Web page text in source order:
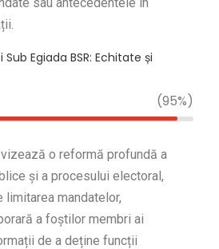
Egiada BSR: Echitate și
(95%)
o reformă profundă a
și a procesului electoral,
limitarea mandatelor,
a foștilor membri ai
de a deține funcții